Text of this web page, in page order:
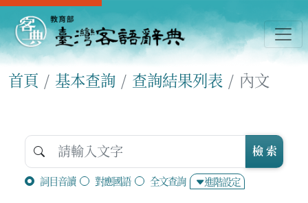
首頁 基本查詢 查詢結果列表 內文
詞目音讀 對應國語 全文查詢 進階設定
檢 索